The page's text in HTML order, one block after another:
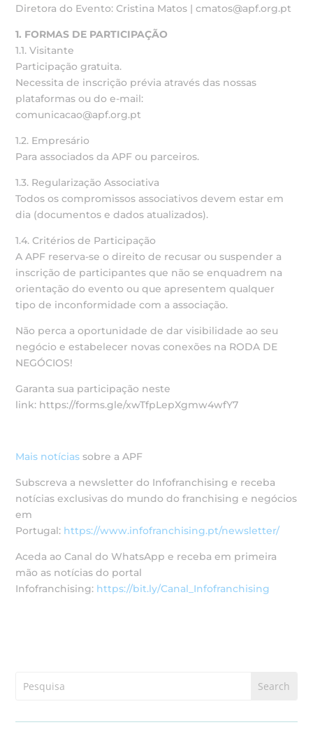
Diretora do Evento: Cristina Matos | cmatos@apf.org.pt
1. FORMAS DE PARTICIPAÇÃO
1.1. Visitante
Participação gratuita.
Necessita de inscrição prévia através das nossas
plataformas ou do e-mail:
comunicacao@apf.org.pt
1.2. Empresário
Para associados da APF ou parceiros.
1.3. Regularização Associativa
Todos os compromissos associativos devem estar em
dia (documentos e dados atualizados).
1.4. Critérios de Participação
A APF reserva-se o direito de recusar ou suspender a
inscrição de participantes que não se enquadrem na
orientação do evento ou que apresentem qualquer
tipo de inconformidade com a associação.
Não perca a oportunidade de dar visibilidade ao seu
negócio e estabelecer novas conexões na RODA DE
NEGÓCIOS!
Garanta sua participação neste
link: https://forms.gle/xwTfpLepXgmw4wfY7
Mais notícias sobre a APF
Subscreva a newsletter do Infofranchising e receba
notícias exclusivas do mundo do franchising e negócios
em
Portugal: https://www.infofranchising.pt/newsletter/
Aceda ao Canal do WhatsApp e receba em primeira
mão as notícias do portal
Infofranchising: https://bit.ly/Canal_Infofranchising